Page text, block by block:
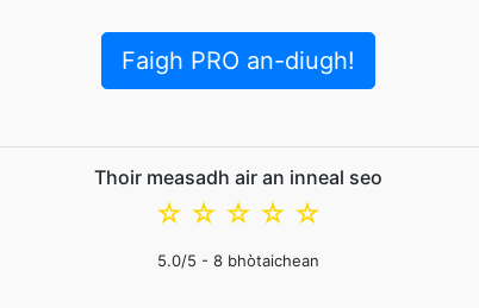
Faigh PRO an-diugh!
Thoir measadh air an inneal seo
☆
☆
☆
☆
☆
5.0/5 - 8 bhòtaichean